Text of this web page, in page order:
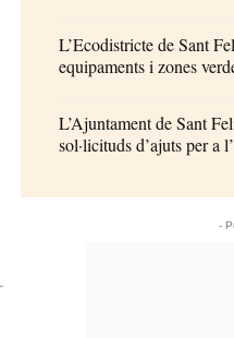
L’Ecodistricte de Sant
equipaments i zones
L’Ajuntament de Sant
sol·licituds d’ajuts per a
-